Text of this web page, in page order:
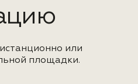
или
площадки.